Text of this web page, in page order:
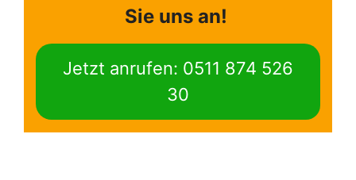
Sie uns an!
Jetzt anrufen: 0511 874 526
30